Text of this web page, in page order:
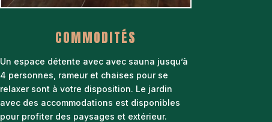
COMMODITÉS
Un espace détente avec avec sauna jusqu’à
4 personnes, rameur et chaises pour se
relaxer sont à votre disposition. Le jardin
avec des accommodations est disponibles
pour profiter des paysages et extérieur.